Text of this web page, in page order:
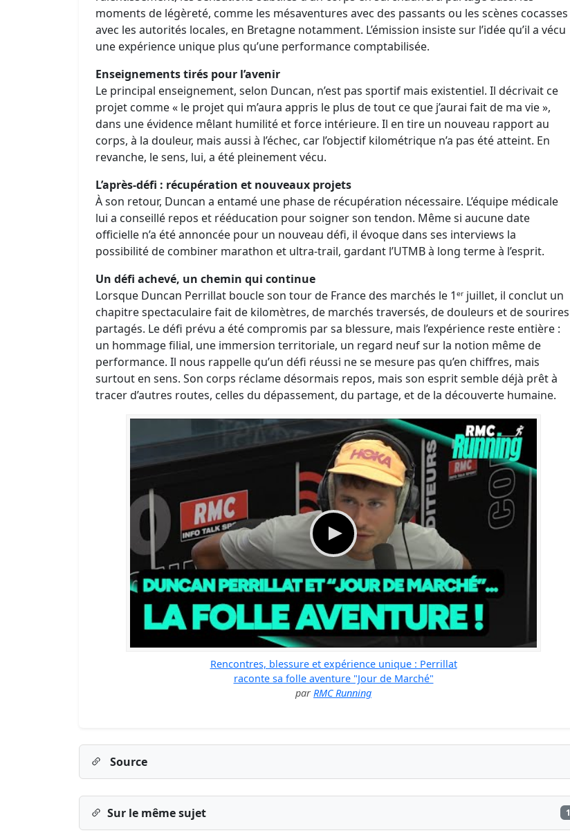
moments de légèreté, comme les mésaventures avec des passants ou les scènes cocasses
avec les autorités locales, en Bretagne notamment. L’émission insiste sur l’idée qu’il a vécu
une expérience unique plus qu’une performance comptabilisée.
Enseignements tirés pour l’avenir
Le principal enseignement, selon Duncan, n’est pas sportif mais existentiel. Il décrivait ce
projet comme « le projet qui m’aura appris le plus de tout ce que j’aurai fait de ma vie »,
dans une évidence mêlant humilité et force intérieure. Il en tire un nouveau rapport au
corps, à la douleur, mais aussi à l’échec, car l’objectif kilométrique n’a pas été atteint. En
revanche, le sens, lui, a été pleinement vécu.
L’après‑défi : récupération et nouveaux projets
À son retour, Duncan a entamé une phase de récupération nécessaire. L’équipe médicale
lui a conseillé repos et rééducation pour soigner son tendon. Même si aucune date
officielle n’a été annoncée pour un nouveau défi, il évoque dans ses interviews la
possibilité de combiner marathon et ultra‑trail, gardant l’UTMB à long terme à l’esprit.
Un défi achevé, un chemin qui continue
Lorsque Duncan Perrillat boucle son tour de France des marchés le 1ᵉʳ juillet, il conclut un
chapitre spectaculaire fait de kilomètres, de marchés traversés, de douleurs et de sourires
partagés. Le défi prévu a été compromis par sa blessure, mais l’expérience reste entière :
un hommage filial, une immersion territoriale, un regard neuf sur la notion même de
performance. Il nous rappelle qu’un défi réussi ne se mesure pas qu’en chiffres, mais
surtout en sens. Son corps réclame désormais repos, mais son esprit semble déjà prêt à
tracer d’autres routes, celles du dépassement, du partage, et de la découverte humaine.
Rencontres, blessure et expérience unique : Perrillat
raconte sa folle aventure "Jour de Marché"
par RMC Running
Source
Sur le même sujet 1